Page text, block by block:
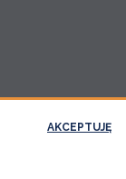
AKCEPTUJĘ